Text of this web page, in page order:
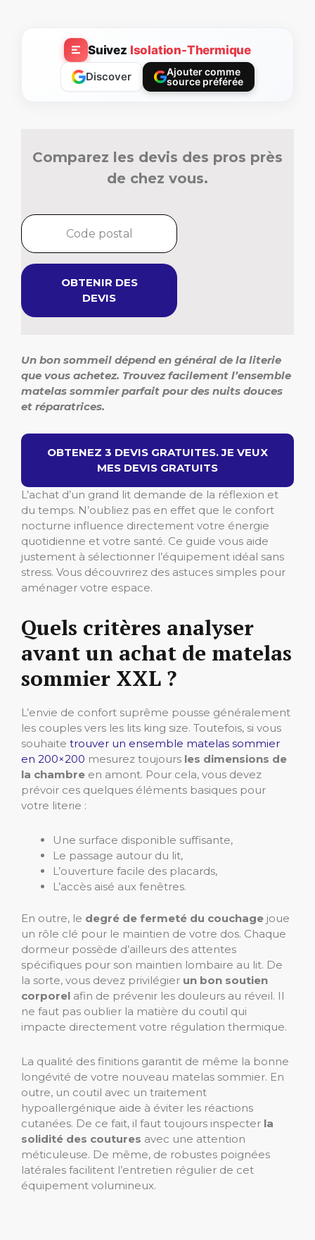
Suivez Isolation-Thermique
Discover
Ajouter comme
source préférée
Comparez les devis des pros près
de chez vous.
OBTENIR DES
DEVIS
Un bon sommeil dépend en général de la literie
que vous achetez. Trouvez facilement l’ensemble
matelas sommierparfait pour des nuits douces
et réparatrices.
OBTENEZ 3 DEVIS GRATUITES. JE VEUX
MES DEVIS GRATUITS
L’achat d’un grand lit demande de la réflexion et
du temps. N’oubliez pas en effet que le confort
nocturne influence directement votre énergie
quotidienne et votre santé. Ce guide vous aide
justement à sélectionner l’équipement idéal sans
stress. Vous découvrirez des astuces simples pour
aménager votre espace.
Quels critères analyser
avant un achat de matelas
sommier XXL ?
L’envie de confort suprême pousse généralement
les couples vers les lits king size. Toutefois, si vous
souhaite trouver un ensemble matelas sommier
en 200×200 mesurez toujours les dimensions de
la chambre en amont. Pour cela, vous devez
prévoir ces quelques éléments basiques pour
votre literie :
Une surface disponible suffisante,
Le passage autour du lit,
L’ouverture facile des placards,
L’accès aisé aux fenêtres.
En outre, le degré de fermeté du couchage joue
un rôle clé pour le maintien de votre dos. Chaque
dormeur possède d’ailleurs des attentes
spécifiques pour son maintien lombaire au lit. De
la sorte, vous devez privilégier un bon soutien
corporel afin de prévenir les douleurs au réveil. Il
ne faut pas oublier la matière du coutil qui
impacte directement votre régulation thermique.
La qualité des finitions garantit de même la bonne
longévité de votre nouveau matelas sommier. En
outre, un coutil avec un traitement
hypoallergénique aide à éviter les réactions
cutanées. De ce fait, il faut toujours inspecter la
solidité des coutures avec une attention
méticuleuse. De même, de robustes poignées
latérales facilitent l’entretien régulier de cet
équipement volumineux.